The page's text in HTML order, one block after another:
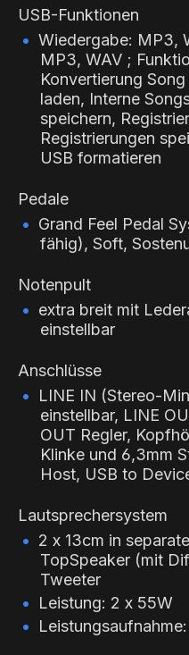
USB-Funktionen
Wiedergabe: MP3,
MP3, WAV ;
Konvertierung
laden, Interne
speichern,
Registrierungen
USB formatieren
Pedale
Grand Feel Pedal
fähig), Soft,
Notenpult
extra breit mit
einstellbar
Anschlüsse
LINE IN (Stereo-
einstellbar, LINE
OUT Regler,
Klinke und 6,3mm
Host, USB to
Lautsprechersystem
2 x 13cm in
TopSpeaker (mit
Tweeter
Leistung: 2 x 55W